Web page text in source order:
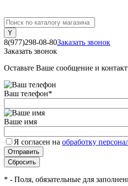
8(977)298-08-80Заказать звонок
Заказать звонок
Оставьте Ваше сообщение и
Ваш телефон*
Ваше имя
Я согласен на обработку
* - Поля, обязательные для